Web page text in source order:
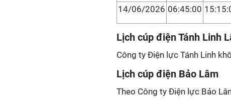
14/06/2026 06:45:00
Lịch cúp điện Tánh Linh
Công ty Điện lực Tánh Linh
Lịch cúp điện Bảo Lâm
Theo Công ty Điện lực Bảo